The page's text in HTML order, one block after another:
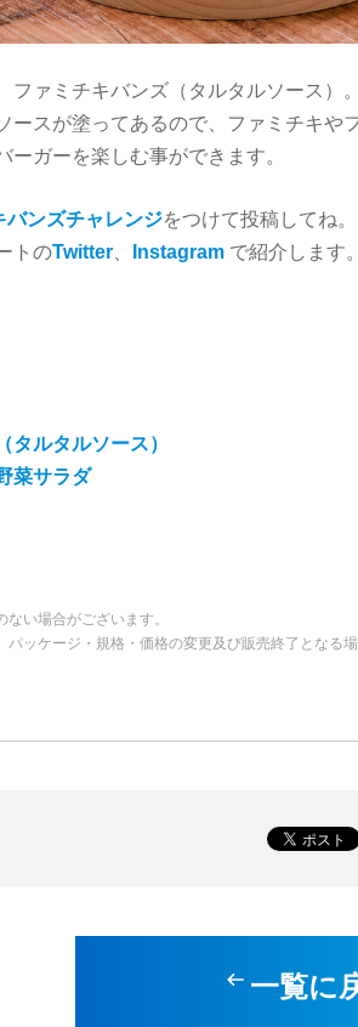
ファミチキバンズ（タルタルソース）。
ースが塗ってあるので、ファミチキや
ーガーを楽しむ事ができます。
バンズチャレンジをつけて投稿してね。
トのTwitter Instagram で紹介します。
タルタルソース）
菜サラダ
い場合がございます。
パッケージ・規格・価格の変更及び販売終了となる場
一覧に